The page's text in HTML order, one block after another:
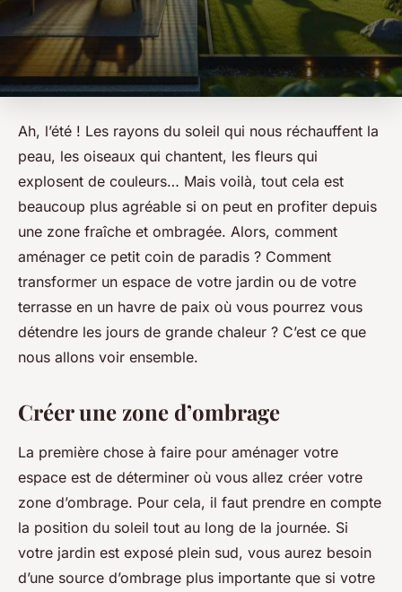
Ah, l’été ! Les rayons du soleil qui nous réchauffent la
peau, les oiseaux qui chantent, les fleurs qui
explosent de couleurs… Mais voilà, tout cela est
beaucoup plus agréable si on peut en profiter depuis
une zone fraîche et ombragée. Alors, comment
aménager ce petit coin de paradis ? Comment
transformer un espace de votre jardin ou de votre
terrasse en un havre de paix où vous pourrez vous
détendre les jours de grande chaleur ? C’est ce que
nous allons voir ensemble.
Créer une zone d’ombrage
La première chose à faire pour aménager votre
espace est de déterminer où vous allez créer votre
zone d’ombrage. Pour cela, il faut prendre en compte
la position du soleil tout au long de la journée. Si
votre jardin est exposé plein sud, vous aurez besoin
d’une source d’ombrage plus importante que si votre